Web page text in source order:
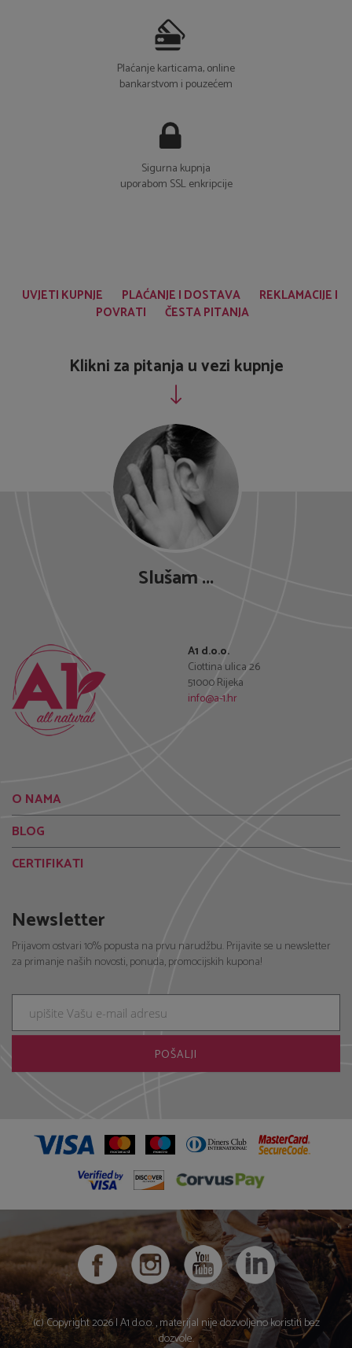
Sigurna kupnja
uporabom SSL enkripcije
Slušam ...
Ciottina ulica 26
51000 Rijeka
O NAMA
BLOG
Newsletter
Prijavom ostvari 10% popusta na prvu narudžbu. Prijavite se u newsletter
za primanje naših novosti, ponuda, promocijskih kupona!
(c) Copyright 2026 |A1 d.o.o., materijal nije dozvoljeno koristiti bez
dozvole.
|Pravila privatnosti | web by NIVAGO